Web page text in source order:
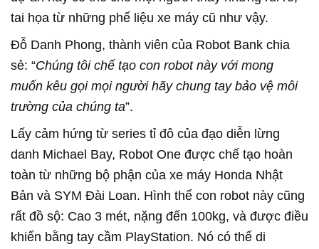
tai họa từ những phế liệu xe máy cũ như vậy.
Đỗ Danh Phong, thành viên của Robot Bank chia
sẻ: “Chúng tôi chế tạo con robot này với mong
muốn kêu gọi mọi người hãy chung tay bảo vệ môi
trường của chúng ta”.
Lấy cảm hứng từ series tỉ đô của đạo diễn lừng
danh Michael Bay, Robot One được chế tạo hoàn
toàn từ những bộ phận của xe máy Honda Nhật
Bản và SYM Đài Loan. Hình thể con robot này cũng
rất đồ sộ: Cao 3 mét, nặng đến 100kg, và được điều
khiển bằng tay cầm PlayStation. Nó có thể di